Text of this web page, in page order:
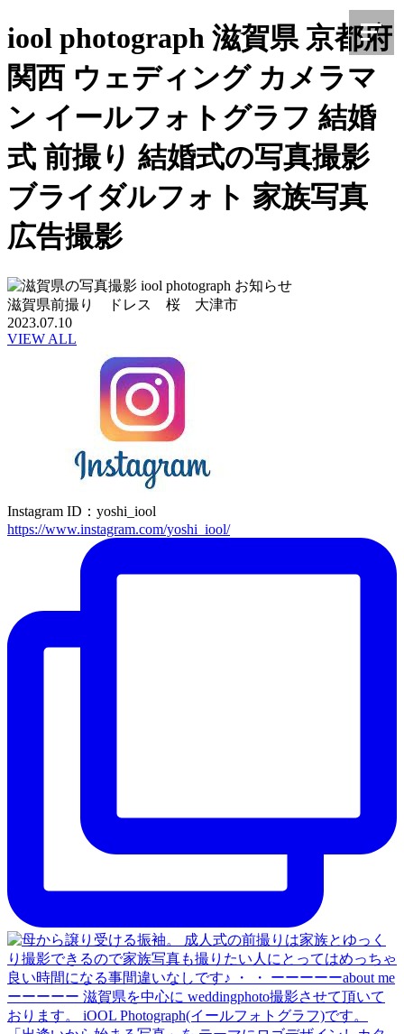
iool photograph 滋賀県 京都府
関西 ウェディング カメラマ
ン イールフォトグラフ 結婚
式 前撮り 結婚式の写真撮影
ブライダルフォト 家族写真
広告撮影
滋賀県前撮り ドレス 桜 大津市
2023.07.10
VIEW ALL
Instagram ID：yoshi_iool
https://www.instagram.com/yoshi_iool/